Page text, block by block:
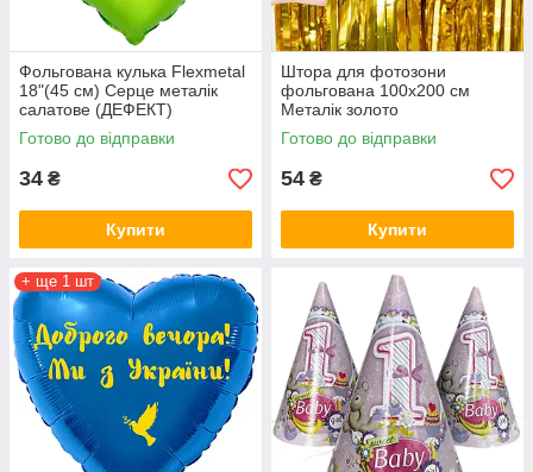
Фольгована кулька Flexmetal
18"(45 см) Серце металік
салатове (ДЕФЕКТ)
Готово до відправки
34 ₴
Купити
Штора для фотозони
фольгована 100х200 см
Металік золото
Готово до відправки
54 ₴
Купити
+ ще 1 шт